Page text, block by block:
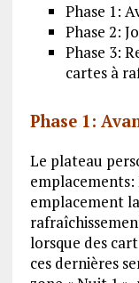
Phase 1:
Phase 2:
Phase 3:
cartes à
Phase 1:
Le plateau
emplacements:
emplacement
lorsque des
ces dernières